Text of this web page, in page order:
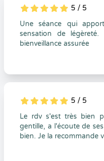
5
1
5
0 5 / 5
Une séance qui
sensation de
bienveillance assurée
5
1
5
0 5 / 5
Le rdv s'est très bien
gentille, a l'écoute de
bien. Je la recommande